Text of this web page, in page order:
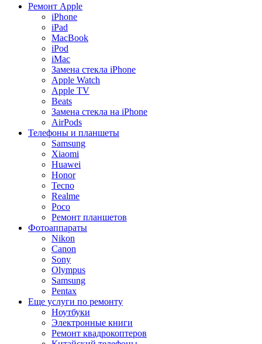
Ремонт Apple
iPhone
iPad
MacBook
iPod
iMac
Замена стекла iPhone
Apple Watch
Apple TV
Beats
Замена стекла на iPhone
AirPods
Телефоны и планшеты
Samsung
Xiaomi
Huawei
Honor
Tecno
Realme
Poco
Ремонт планшетов
Фотоаппараты
Nikon
Canon
Sony
Olympus
Samsung
Pentax
Еще услуги по ремонту
Ноутбуки
Электронные книги
Ремонт квадрокоптеров